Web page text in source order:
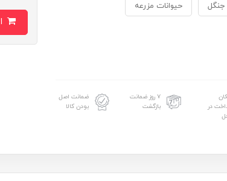
جنگل حیوانات مزرعه
در
۷ روز ضمانت
بازگشت
ضمانت اصل
بودن کالا